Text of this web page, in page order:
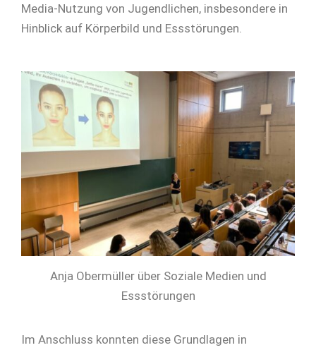
Media-Nutzung von Jugendlichen, insbesondere in
Hinblick auf Körperbild und Essstörungen.
Anja Obermüller über Soziale Medien und
Essstörungen
Im Anschluss konnten diese Grundlagen in